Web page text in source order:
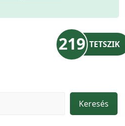
219 TETSZIK
Keresés